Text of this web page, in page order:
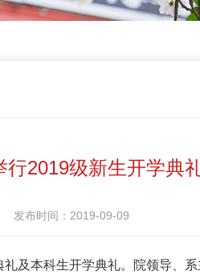
行2019级新生开学典
发布时间：2019-09-09
本科生开学典礼。院领导、系